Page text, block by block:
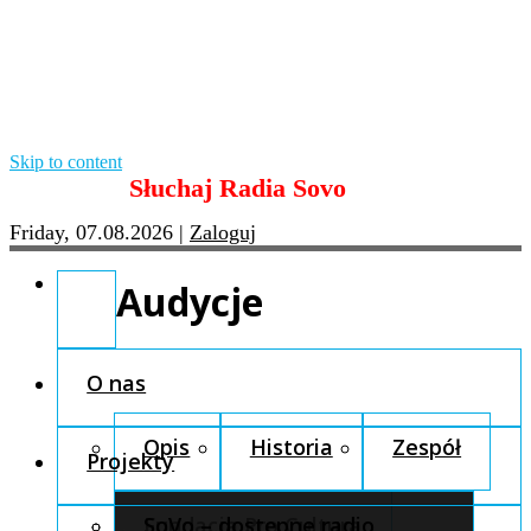
Skip to content
Słuchaj Radia Sovo
Friday, 07.08.2026 | Zaloguj
O nas
Opis Historia Zespół
Fundacja Pro Cultura
Projekty
SoVo – dostępne radio
Audycje